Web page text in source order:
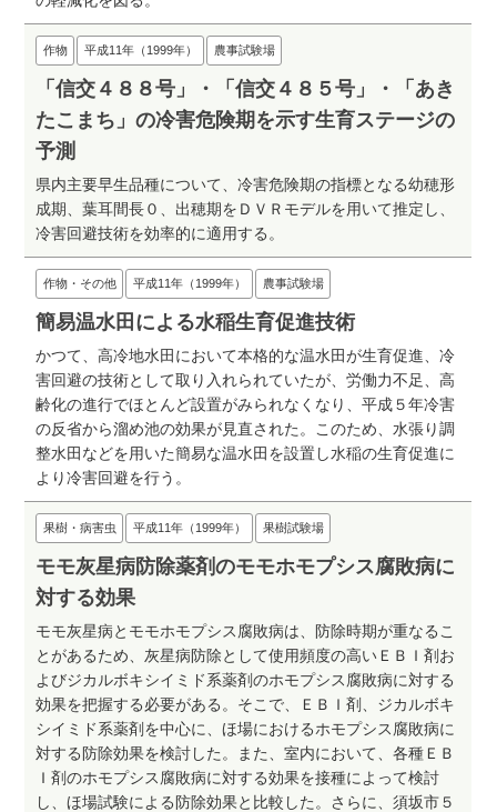
作物 平成11年（1999年） 農事試験場
「信交４８８号」・「信交４８５号」・「あき
たこまち」の冷害危険期を示す生育ステージの
予測
県内主要早生品種について、冷害危険期の指標となる幼穂形
成期、葉耳間長０、出穂期をＤＶＲモデルを用いて推定し、
冷害回避技術を効率的に適用する。
作物・その他 平成11年（1999年） 農事試験場
簡易温水田による水稲生育促進技術
かつて、高冷地水田において本格的な温水田が生育促進、冷
害回避の技術として取り入れられていたが、労働力不足、高
齢化の進行でほとんど設置がみられなくなり、平成５年冷害
の反省から溜め池の効果が見直された。このため、水張り調
整水田などを用いた簡易な温水田を設置し水稲の生育促進に
より冷害回避を行う。
果樹・病害虫 平成11年（1999年） 果樹試験場
モモ灰星病防除薬剤のモモホモプシス腐敗病に
対する効果
モモ灰星病とモモホモプシス腐敗病は、防除時期が重なるこ
とがあるため、灰星病防除として使用頻度の高いＥＢＩ剤お
よびジカルボキシイミド系薬剤のホモプシス腐敗病に対する
効果を把握する必要がある。そこで、ＥＢＩ剤、ジカルボキ
シイミド系薬剤を中心に、ほ場におけるホモプシス腐敗病に
対する防除効果を検討した。また、室内において、各種ＥＢ
Ｉ剤のホモプシス腐敗病に対する効果を接種によって検討
し、ほ場試験による防除効果と比較した。さらに、須坂市５